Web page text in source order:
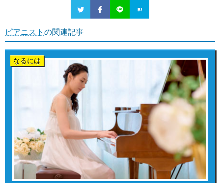
ピアニスト の関連記事
なるには